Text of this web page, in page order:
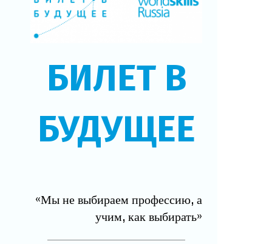
БИЛЕТ В
БУДУЩЕЕ
«Мы не выбираем профессию, а
учим, как выбирать»